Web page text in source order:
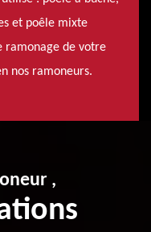
et poêle mixte
ramonage de votre
nos ramoneurs.
,